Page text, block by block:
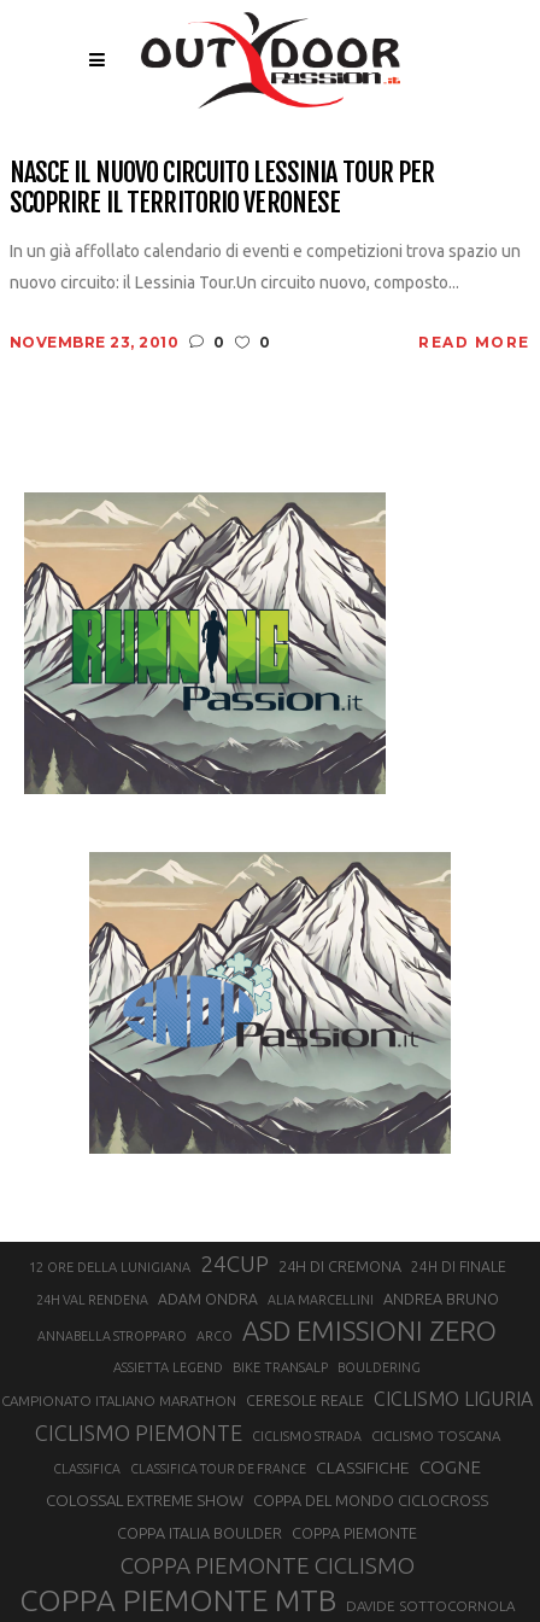
NASCE IL NUOVO CIRCUITO LESSINIA TOUR PER
SCOPRIRE IL TERRITORIO VERONESE
In un già affollato calendario di eventi e competizioni trova spazio un
nuovo circuito: il Lessinia Tour.Un circuito nuovo, composto...
NOVEMBRE 23, 2010 0 0 READ MORE
12 ORE DELLA LUNIGIANA 24CUP 24H DI CREMONA 24H DI FINALE
24H VAL RENDENA ADAM ONDRA ALIA MARCELLINI ANDREA BRUNO
ANNABELLA STROPPARO ARCO ASD EMISSIONI ZERO
ASSIETTA LEGEND BIKE TRANSALP BOULDERING
CAMPIONATO ITALIANO MARATHON CERESOLE REALE CICLISMO LIGURIA
CICLISMO PIEMONTE CICLISMO STRADA CICLISMO TOSCANA
CLASSIFICA CLASSIFICA TOUR DE FRANCE CLASSIFICHE COGNE
COLOSSAL EXTREME SHOW
COPPA DEL MONDO CICLOCROSS
COPPA ITALIA BOULDER
COPPA PIEMONTE
COPPA PIEMONTE CICLISMO
COPPA PIEMONTE MTB DAVIDE SOTTOCORNOLA